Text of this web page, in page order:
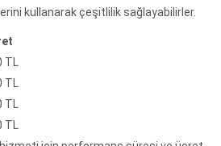
kullanarak çeşitlilik sağlayabilirler.
TL
TL
TL
TL